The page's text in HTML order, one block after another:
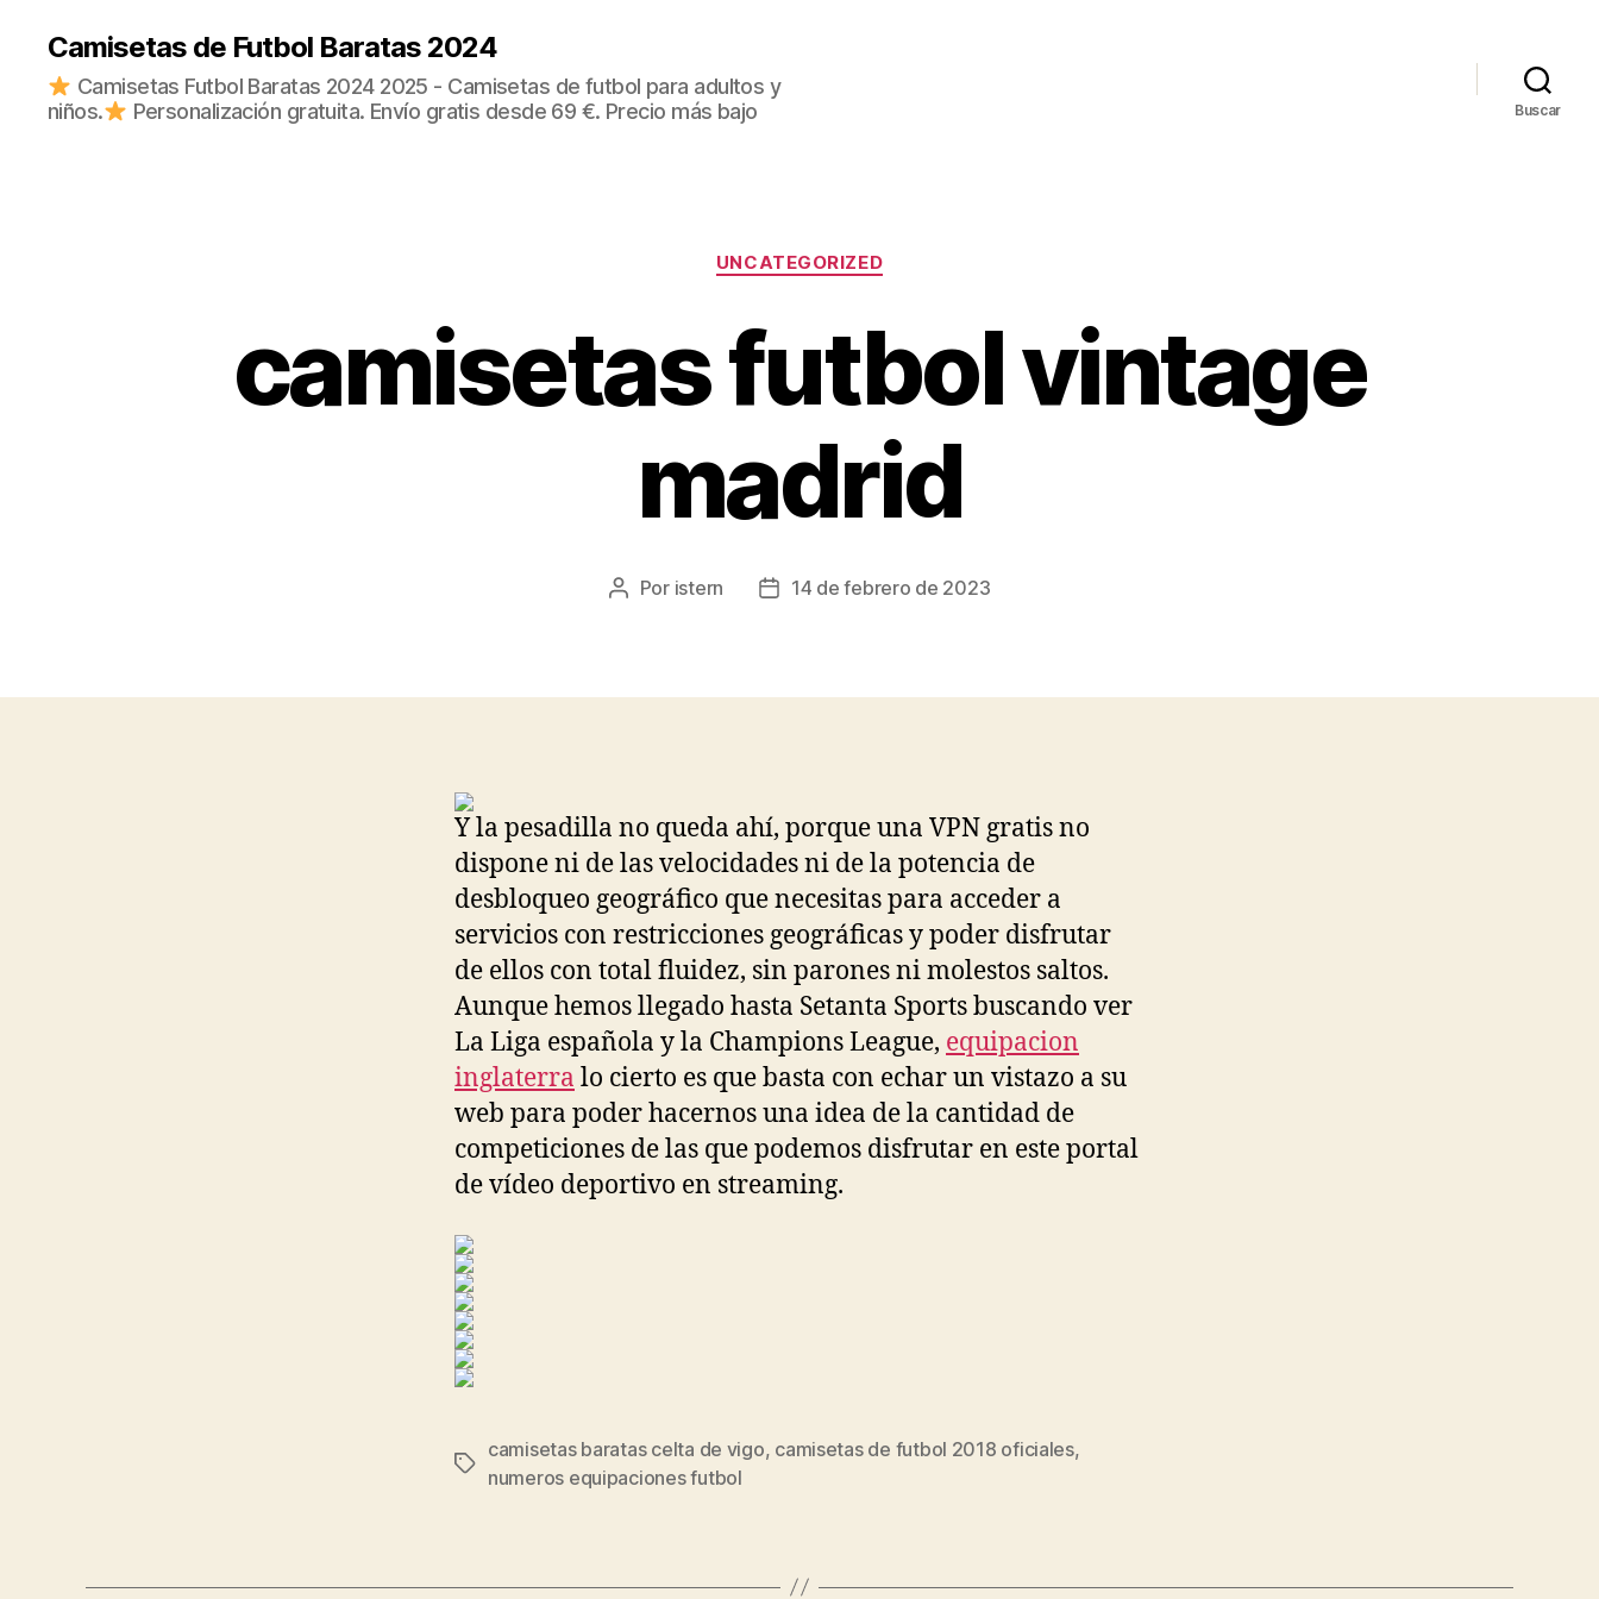
Camisetas de Futbol Baratas 2024
Camisetas Futbol Baratas 2024 2025 - Camisetas de futbol para adultos y
niños.
Personalización gratuita. Envío gratis desde 69 €. Precio más bajo Buscar
Categorías
UNCATEGORIZED
camisetas futbol vintage
madrid
Autor
Por istern
Fecha14 de febrero de 2023
Y la pesadilla no queda ahí, porque una VPN gratis no
dispone ni de las velocidades ni de la potencia de
desbloqueo geográfico que necesitas para acceder a
servicios con restricciones geográficas y poder disfrutar
de ellos con total fluidez, sin parones ni molestos saltos.
Aunque hemos llegado hasta Setanta Sports buscando ver
La Liga española y la Champions League, equipacion
inglaterra lo cierto es que basta con echar un vistazo a su
web para poder hacernos una idea de la cantidad de
competiciones de las que podemos disfrutar en este portal
de vídeo deportivo en streaming.
Etiquetas
camisetas baratas celta de vigo, camisetas de futbol 2018 oficiales,
numeros equipaciones futbol